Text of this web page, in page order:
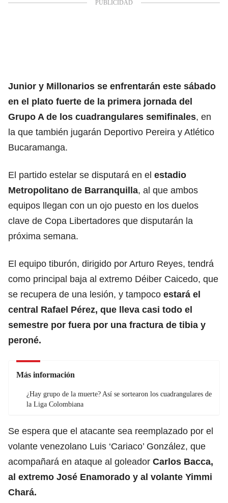
Junior y Millonarios se enfrentarán este sábado
en el plato fuerte de la primera jornada del
Grupo A de los cuadrangulares semifinales, en
la que también jugarán Deportivo Pereira y Atlético
Bucaramanga.
El partido estelar se disputará en el estadio
Metropolitano de Barranquilla, al que ambos
equipos llegan con un ojo puesto en los duelos
clave de Copa Libertadores que disputarán la
próxima semana.
El equipo tiburón, dirigido por Arturo Reyes, tendrá
como principal baja al extremo Déiber Caicedo, que
se recupera de una lesión, y tampoco estará el
central Rafael Pérez, que lleva casi todo el
semestre por fuera por una fractura de tibia y
peroné.
Más información
¿Hay grupo de la muerte? Así se sortearon los cuadrangulares de
la Liga Colombiana
Se espera que el atacante sea reemplazado por el
volante venezolano Luis ‘Cariaco’ González, que
acompañará en ataque al goleador Carlos Bacca,
al extremo José Enamorado y al volante Yimmi
Chará.